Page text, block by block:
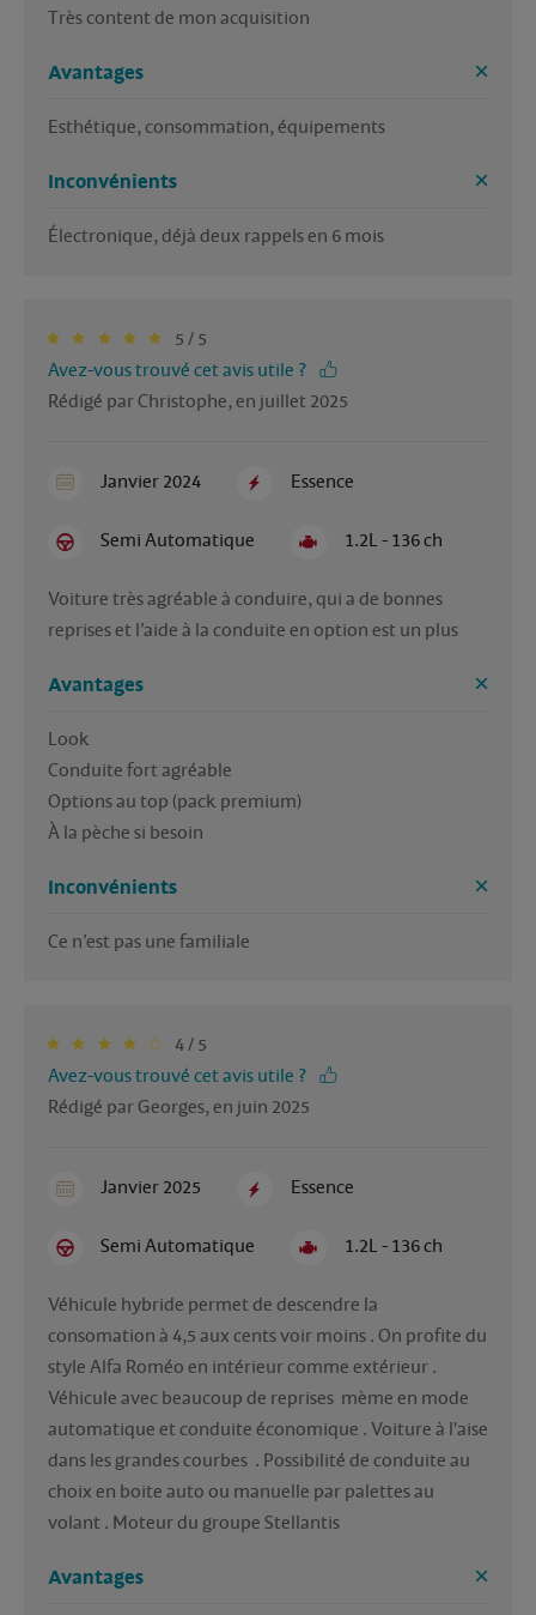
Très content de mon acquisition
Avantages
Esthétique, consommation, équipements
Inconvénients
Électronique, déjà deux rappels en 6 mois
5 / 5
Avez-vous trouvé cet avis utile ?
Rédigé par Christophe, en juillet 2025
Janvier 2024 Essence
Semi Automatique 1.2L - 136 ch
Voiture très agréable à conduire, qui a de bonnes
reprises et l’aide à la conduite en option est un plus
Avantages
Look
Conduite fort agréable
Options au top (pack premium)
À la pèche si besoin
Inconvénients
Ce n’est pas une familiale
4 / 5
Avez-vous trouvé cet avis utile ?
Rédigé par Georges, en juin 2025
Janvier 2025 Essence
Semi Automatique 1.2L - 136 ch
Véhicule hybride permet de descendre la
consomation à 4,5 aux cents voir moins . On profite du
style Alfa Roméo en intérieur comme extérieur .
Véhicule avec beaucoup de reprises  mème en mode
automatique et conduite économique . Voiture à l'aise
dans les grandes courbes  . Possibilité de conduite au
choix en boite auto ou manuelle par palettes au
volant . Moteur du groupe Stellantis
Avantages